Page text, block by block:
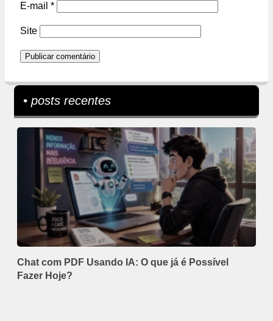
E-mail *
Site
• posts recentes
Chat com PDF Usando IA: O que já é Possível
Fazer Hoje?